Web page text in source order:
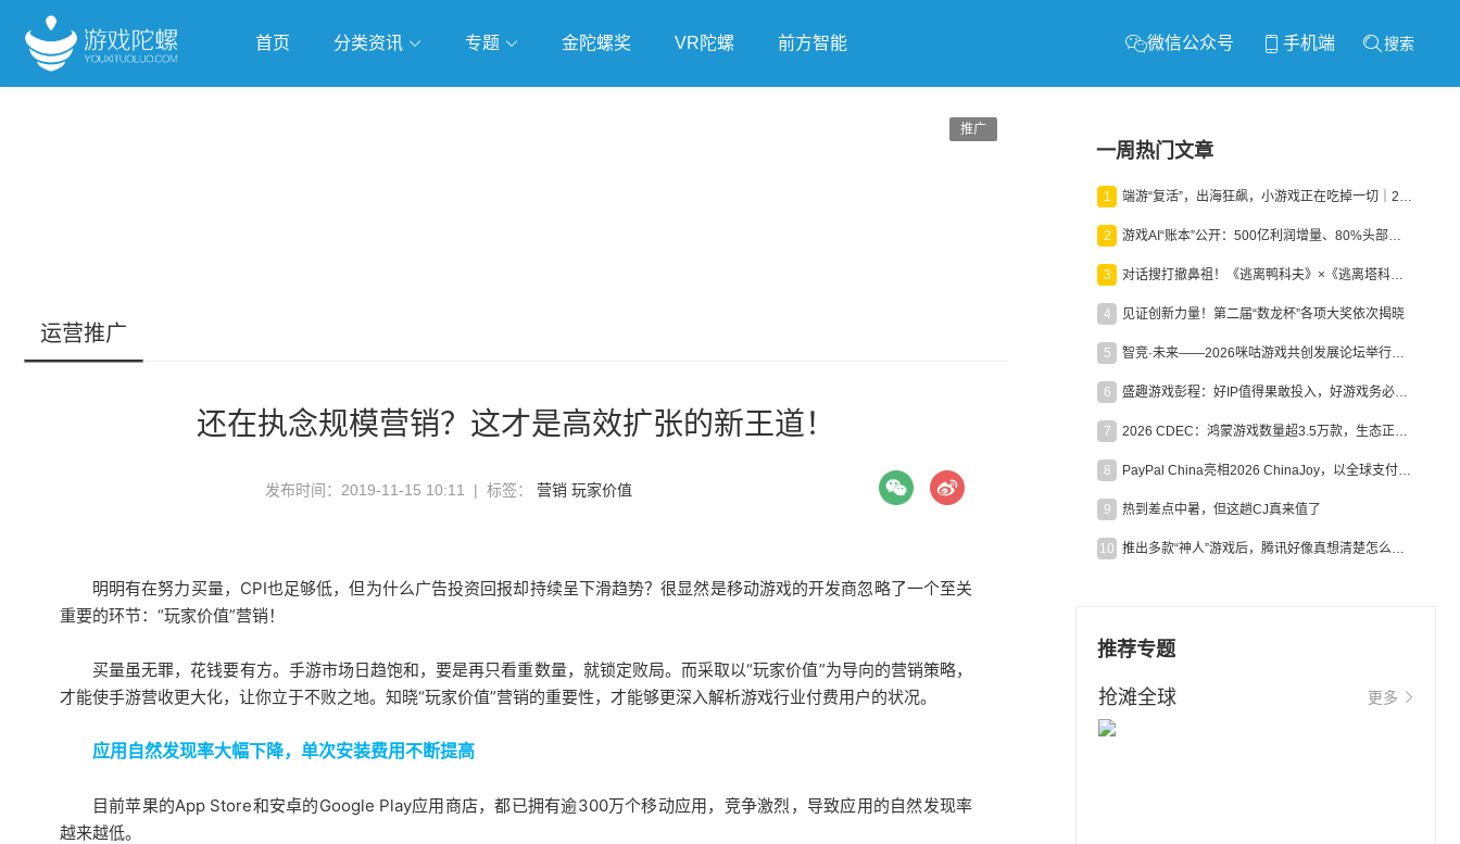
首页 分类资讯 专题 金陀螺奖 VR陀螺 前方智能 微信公众号 手机端 搜索
推广
运营推广
还在执念规模营销？这才是高效扩张的新王道！
发布时间：2019-11-15 10:11 | 标签： 营销 玩家价值
明明有在努力买量，CPI也足够低，但为什么广告投资回报却持续呈下滑趋势？很显然是移动游戏的开发商忽略了一个至关
重要的环节： “玩家价值”营销！
买量虽无罪，花钱要有方。 手游市场日趋饱和，要是再只看重数量，就锁定败局。而采取以“玩家价值”为导向的营销策略，
才能使手游营收更大化，让你立于不败之地。 知晓“玩家价值”营销的重要性，才能够更深入解析游戏行业付费用户的状况。
应用自然发现率大幅下降，单次安装费用不断提高
目前苹果的App Store和安卓的Google Play应用商店，都已拥有逾300万个移动应用，竞争激烈，导致应用的自然发现率
越来越低。
一周热门文章
1 端游“复活”，出海狂飙，小游戏正在吃掉一切｜2026上半年产业报告
2 游戏AI“账本”公开：500亿利润增量、80%头部入局，谁在闷声发财？
3 对话搜打撤鼻祖！《逃离鸭科夫》×《逃离塔科夫》官方线下沙龙落幕
4 见证创新力量！第二届“数龙杯”各项大奖依次揭晓
5 智竞·未来——2026咪咕游戏共创发展论坛举行：聚力精品内容、AI创作与电竞生态，共建高品质益智健康游戏社区
6 盛趣游戏彭程：好IP值得果敢投入，好游戏务必长效经营
7 2026 CDEC：鸿蒙游戏数量超3.5万款，生态正循环加速产业高质量发展
8 PayPal China亮相2026 ChinaJoy，以全球支付能力助力中国游戏企业深化全球运营
9 热到差点中暑，但这趟CJ真来值了
10 推出多款“神人”游戏后，腾讯好像真想清楚怎么做二次元了
推荐专题
抢滩全球 更多